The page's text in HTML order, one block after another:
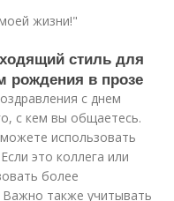
жизни!"
стиль для
рождения в прозе
с днем
с кем вы общаетесь.
использовать
это коллега или
более
также учитывать